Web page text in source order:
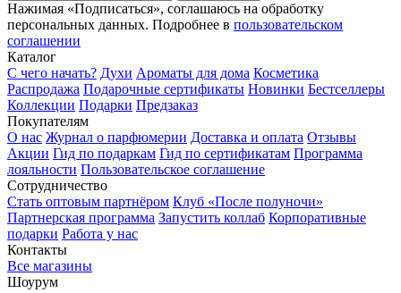
Нажимая «Подписаться», соглашаюсь на обработку
персональных данных. Подробнее в пользовательском
соглашении
Каталог
С чего начать? Духи Ароматы для дома Косметика
Распродажа Подарочные сертификаты Новинки Бестселлеры
Коллекции Подарки Предзаказ
Покупателям
О нас Журнал о парфюмерии Доставка и оплата Отзывы
Акции Гид по подаркам Гид по сертификатам Программа
лояльности Пользовательское соглашение
Сотрудничество
Стать оптовым партнёром Клуб «После полуночи»
Партнерская программа Запустить коллаб Корпоративные
подарки Работа у нас
Контакты
Все магазины
Шоурум